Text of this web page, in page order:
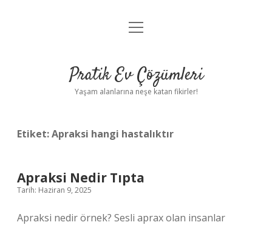
Anasayfa
Yasal Uyarı
menüyü
Pratik Ev Çözümleri
Yaşam alanlarına neşe katan fikirler!
Etiket:Apraksi hangi hastalıktır
Apraksi Nedir Tıpta
Tarih: Haziran 9, 2025
Apraksi nedir örnek? Sesli aprax olan insanlar